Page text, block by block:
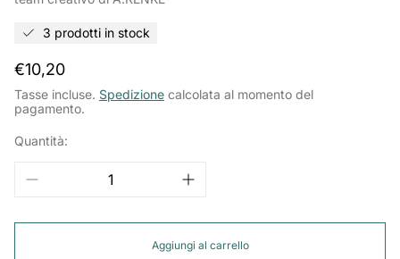
3 prodotti in stock
Prezzo
normale
€10,20
Tasse incluse. Spedizione calcolata al momento del
pagamento.
Quantità:
Aggiungi al carrello